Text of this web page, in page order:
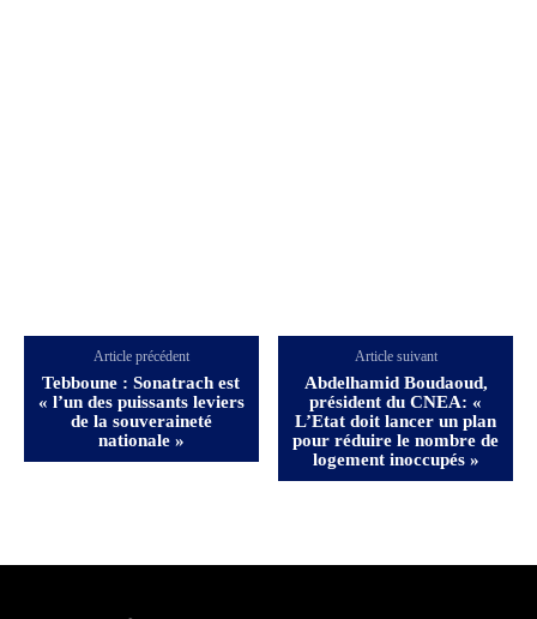
Article précédent
Tebboune : Sonatrach est
« l’un des puissants leviers
de la souveraineté
nationale »
Article suivant
Abdelhamid Boudaoud,
président du CNEA: «
L’Etat doit lancer un plan
pour réduire le nombre de
logement inoccupés »